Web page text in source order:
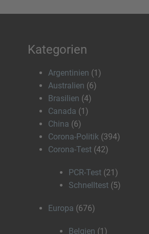
Kategorien
Argentinien (1)
Australien (6)
Brasilien (4)
Canada (1)
China (6)
Corona-Politik (394)
Corona-Test (42)
PCR-Test (21)
Schnelltest (5)
Europa (676)
Belgien (1)